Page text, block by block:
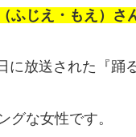
ふじえ・もえ）さ
に放送された『踊
グな女性です。